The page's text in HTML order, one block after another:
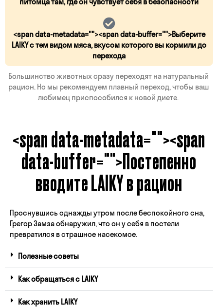
<span data-metadata=""><span data-buffer="">Выберите
LAIKY с тем видом мяса, вкусом которого вы кормили до
перехода
Большинство животных сразу переходят на натуральный
рацион. Но мы рекомендуем плавный переход, чтобы ваш
<span data-metadata=""><span
data-buffer="">Постепенно
вводите LAIKY в рацион
Проснувшись однажды утром после беспокойного сна,
Грегор Замза обнаружил, что он у себя в постели
превратился в страшное насекомое.
Полезные советы
Как обращаться с LAIKY
Как хранить LAIKY